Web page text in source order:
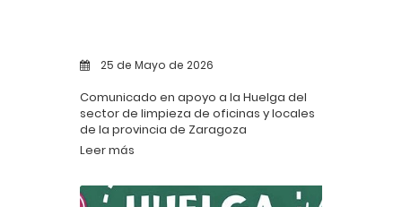
25 de Mayo de 2026
Comunicado en apoyo a la Huelga del
sector de limpieza de oficinas y locales
de la provincia de Zaragoza
Leer más